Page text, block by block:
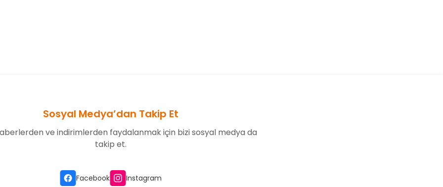
Gönder
Sosyal Medya’dan Takip Et
ve indirimlerden faydalanmak için bizi sosyal medya da
takip et.
Facebook Instagram